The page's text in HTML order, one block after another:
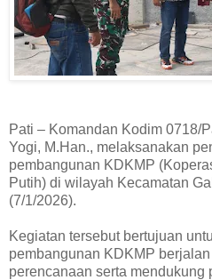
Pati – Komandan Kodim 0718/
Yogi, M.Han., melaksanakan
pembangunan KDKMP
Putih) di wilayah Kecamatan
(7/1/2026).
Kegiatan tersebut bertujuan
pembangunan KDKMP
perencanaan serta mendukung